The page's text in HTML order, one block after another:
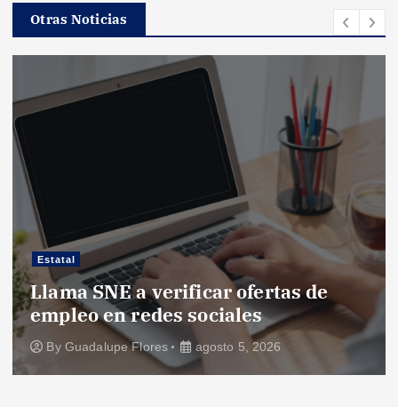
Otras Noticias
Estatal
Llama SNE a verificar ofertas de
empleo en redes sociales
By Guadalupe Flores agosto 5, 2026